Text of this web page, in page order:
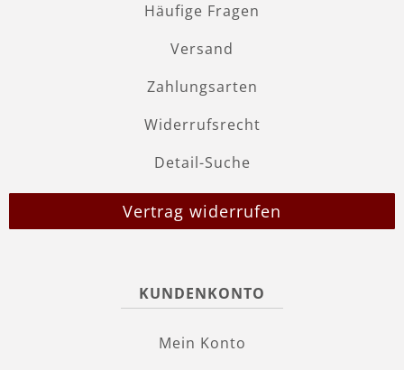
Häufige Fragen
Versand
Zahlungsarten
Widerrufsrecht
Detail-Suche
Vertrag widerrufen
KUNDENKONTO
Mein Konto